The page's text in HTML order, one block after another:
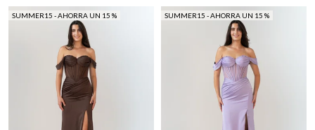
SUMMER15 - AHORRA UN 15 % SUMMER15 - AHORRA UN 15 %